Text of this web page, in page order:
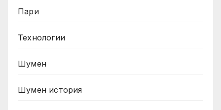
Пари
Технологии
Шумен
Шумен история